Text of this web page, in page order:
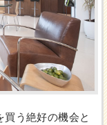
う絶好の機会と